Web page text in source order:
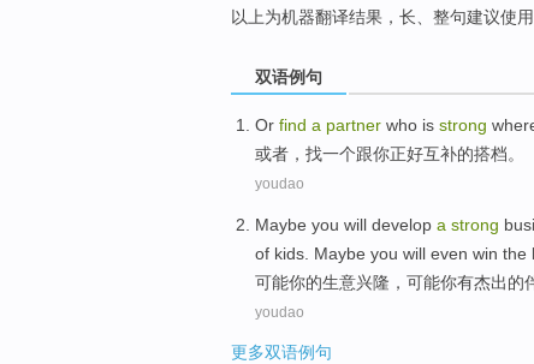
以上为机器翻译结果，长、整句建议使用
双语例句
Or find a partner who is strong
或者 ， 找一个跟你正好互补的搭档。
youdao
Maybe you will develop a strong
of kids . Maybe you will even win the
可能你的生意兴隆 ，可能你有杰出的
youdao
更多双语例句